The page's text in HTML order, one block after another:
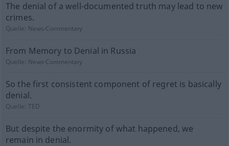
The denial of a well-documented truth may lead to new
crimes.
Quelle: News-Commentary
From Memory to Denial in Russia
Quelle: News-Commentary
So the first consistent component of regret is basically
denial.
Quelle:TED
But despite the enormity of what happened, we
remain in denial.